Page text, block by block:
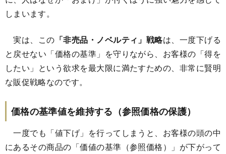
しまいます。
実は、この 「非売品・ノベルティ」戦略は、一度下げる
と戻せない「価格の基準」を守りながら、お客様の「得を
したい」という欲求を最大限に満たすための、非常に賢明
な販促戦略なのです。
価格の基準値を維持する（参照価格の保護）
一度でも「値下げ」を行ってしまうと、お客様の頭の中
にあるその商品の「価値の基準（参照価格）」が下がって